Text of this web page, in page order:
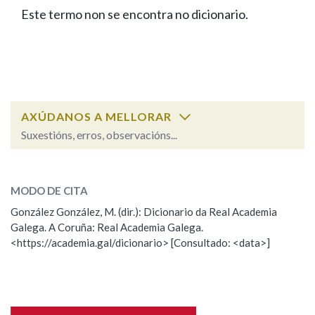
FIGURAS HOMENAXEADAS
PORTAL DAS PALABRAS
Facebook
TwitterYoutubeInstagram
Bluesky
BUSCAR NOS LEMAS
Remata por
BUSCAR NO CONTIDO
Nas definicións
Este termo non se encontra no dicionario.
AXÚDANOS A MELLORAR
Suxestións, erros, observacións...
Observación
Nome
MODO DE CITA
González González, M. (dir.): Dicionario da Real Academia
Galega. A Coruña: Real Academia Galega.
<https://academia.gal/dicionario> [Consultado: <data>]